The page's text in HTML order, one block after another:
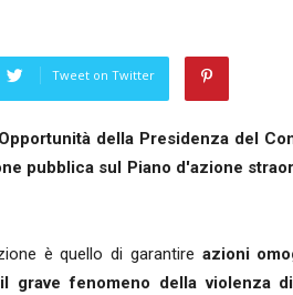
Tweet on Twitter
della Presidenza del
pubblica sul Piano d'azione
è quello di garantire azioni
grave fenomeno della violenza